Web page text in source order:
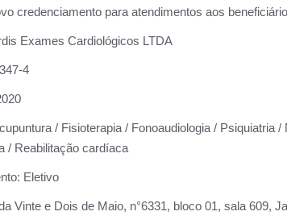
credenciamento para atendimentos aos
Exames Cardiológicos LTDA
4
/ Fisioterapia / Fonoaudiologia / Psiquiatria
/ Reabilitação cardíaca
Eletivo
Vinte e Dois de Maio, n°6331, bloco 01, sala 609,